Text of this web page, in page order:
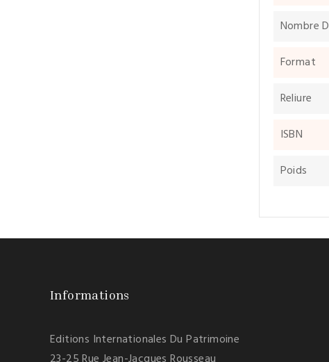
Nombre
Format
Reliure
ISBN
Poids
Informations
Editions Internationales Du Patrimoine